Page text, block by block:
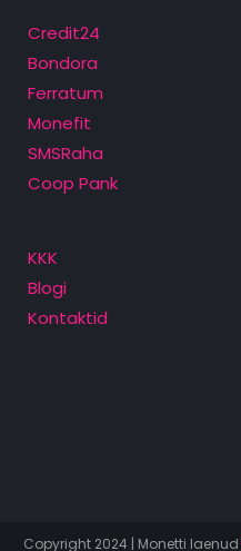
Credit24
Bondora
Ferratum
Monefit
SMSRaha
Coop Pank
KKK
Blogi
Kontaktid
Copyright 2024 | Monetti laenud